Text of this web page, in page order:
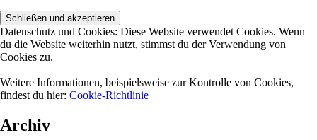
Datenschutz und Cookies: Diese Website verwendet Cookies. Wenn
du die Website weiterhin nutzt, stimmst du der Verwendung von
Cookies zu.
Weitere Informationen, beispielsweise zur Kontrolle von Cookies,
findest du hier: Cookie-Richtlinie
Archiv